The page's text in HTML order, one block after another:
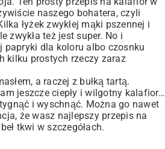
naszego bohatera, czyli
łyżek zwykłej mąki pszennej i
zwykła też jest super. No i
papryki dla koloru albo czosnku
kilku prostych rzeczy zaraz
a raczej z bułką tartą.
jeszcze ciepły i wilgotny kalafior…
i wyschnąć. Można go nawet
że wasz najlepszy przepis na
tkwi w szczegółach.